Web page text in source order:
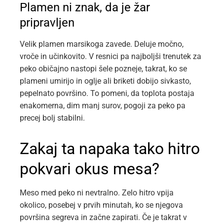
Plamen ni znak, da je žar
pripravljen
Velik plamen marsikoga zavede. Deluje močno,
vroče in učinkovito. V resnici pa najboljši trenutek za
peko običajno nastopi šele pozneje, takrat, ko se
plameni umirijo in oglje ali briketi dobijo sivkasto,
pepelnato površino. To pomeni, da toplota postaja
enakomerna, dim manj surov, pogoji za peko pa
precej bolj stabilni.
Zakaj ta napaka tako hitro
pokvari okus mesa?
Meso med peko ni nevtralno. Zelo hitro vpija
okolico, posebej v prvih minutah, ko se njegova
površina segreva in začne zapirati. Če je takrat v